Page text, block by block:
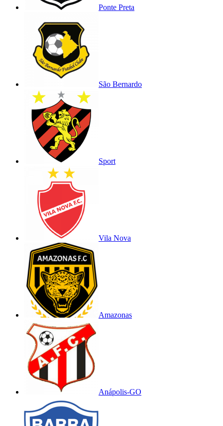
Ponte Preta
São Bernardo
Sport
Vila Nova
Amazonas
Anápolis-GO